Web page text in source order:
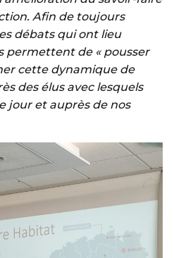
Afin de toujours
débats qui ont lieu
permettent de « pousser
cette dynamique de
des élus avec lesquels
jour et auprès de nos